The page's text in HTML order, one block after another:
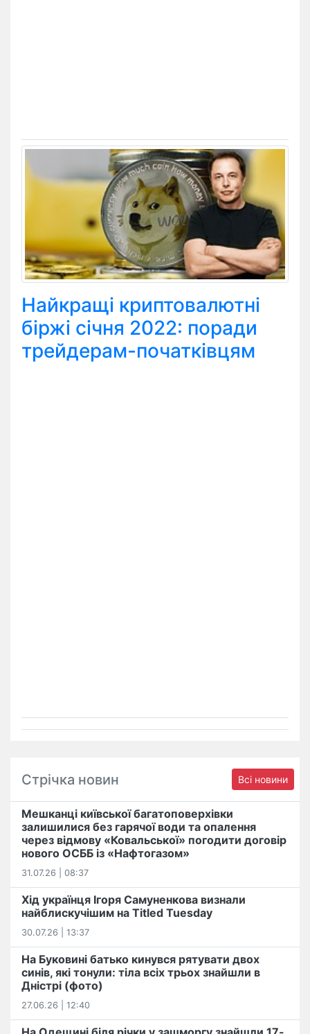
Найкращі криптовалютні
біржі січня 2022: поради
трейдерам-початківцям
Стрічка новин Всі новини
Мешканці київської багатоповерхівки
залишилися без гарячої води та опалення
через відмову «Ковальської» погодити договір
нового ОСББ із «Нафтогазом»
31.07.26 | 08:37
Хід українця Ігоря Самуненкова визнали
найблискучішим на Titled Tuesday
30.07.26 | 13:37
На Буковині батько кинувся рятувати двох
синів, які тонули: тіла всіх трьох знайшли в
Дністрі (фото)
27.06.26 | 12:40